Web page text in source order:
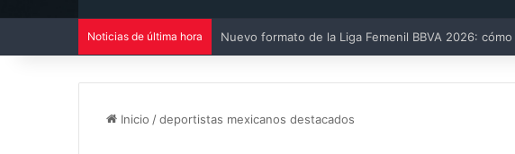
Noticias de última hora Nuevo formato de la Liga Femenil BBVA 2026:
Inicio /deportistas mexicanos destacados